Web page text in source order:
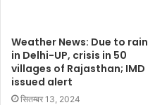
Weather News: Due to rain
in Delhi-UP, crisis in 50
villages of Rajasthan; IMD
issued alert
सितम्बर 13, 2024